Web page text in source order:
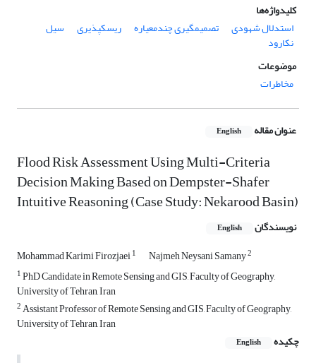
کلیدواژه‌ها
استدلال شهودی
تصمیم‏گیری چندمعیاره ریسک‏پذیری سیل
نکارود
موضوعات
مخاطرات
عنوان مقاله English
Flood Risk Assessment Using Multi-Criteria
Decision Making Based on Dempster-Shafer
Intuitive Reasoning (Case Study: Nekarood Basin)
نویسندگان English
Mohammad Karimi Firozjaei1 Najmeh Neysani Samany2
1PhD Candidate in Remote Sensing and GIS, Faculty of Geography,
University of Tehran, Iran
2Assistant Professor of Remote Sensing and GIS, Faculty of Geography,
University of Tehran, Iran
چکیده
English